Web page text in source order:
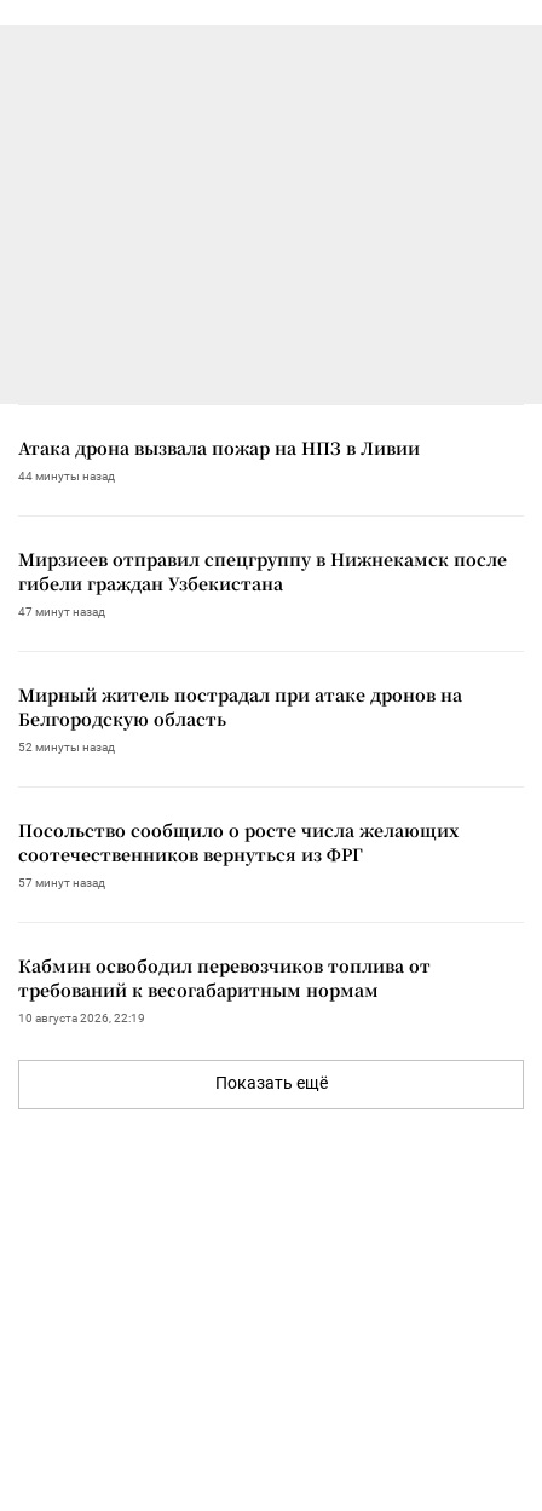
Атака дрона вызвала пожар на НПЗ в Ливии
44 минуты назад
Мирзиеев отправил спецгруппу в Нижнекамск после
гибели граждан Узбекистана
47 минут назад
Мирный житель пострадал при атаке дронов на
Белгородскую область
52 минуты назад
Посольство сообщило о росте числа желающих
соотечественников вернуться из ФРГ
57 минут назад
Кабмин освободил перевозчиков топлива от
требований к весогабаритным нормам
10 августа 2026, 22:19
Показать ещё